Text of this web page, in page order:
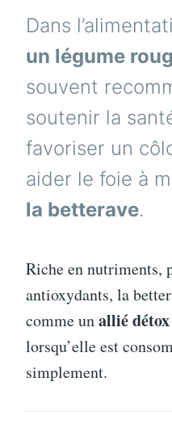
Dans
un légume
souvent
soutenir la
favoriser un
aider le foie à
la betterave.
Riche en nutriments,
antioxydants, la
comme unallié
lorsqu’elle est
simplement.